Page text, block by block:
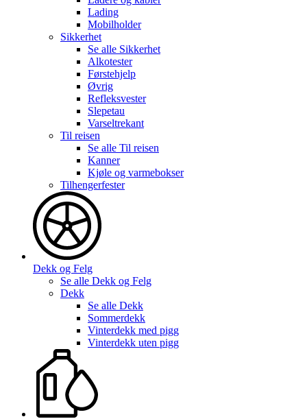
Lading
Mobilholder
Sikkerhet
Se alle Sikkerhet
Alkotester
Førstehjelp
Øvrig
Refleksvester
Slepetau
Varseltrekant
Til reisen
Se alle Til reisen
Kanner
Kjøle og varmebokser
Tilhengerfester
Dekk og Felg
Se alle Dekk og Felg
Dekk
Se alle Dekk
Sommerdekk
Vinterdekk med pigg
Vinterdekk uten pigg